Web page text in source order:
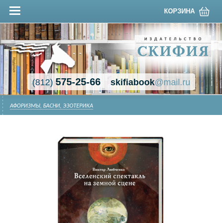
КОРЗИНА
(812)575-25-66 skifiabook@mail.ru
АФОРИЗМЫ, БАСНИ, ЭЗОТЕРИКА